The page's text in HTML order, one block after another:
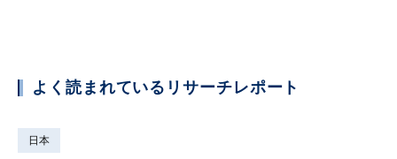
よく読まれているリサーチレポート
日本